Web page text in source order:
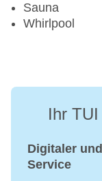
Sauna
Whirlpool
Ihr
Digitaler
Service